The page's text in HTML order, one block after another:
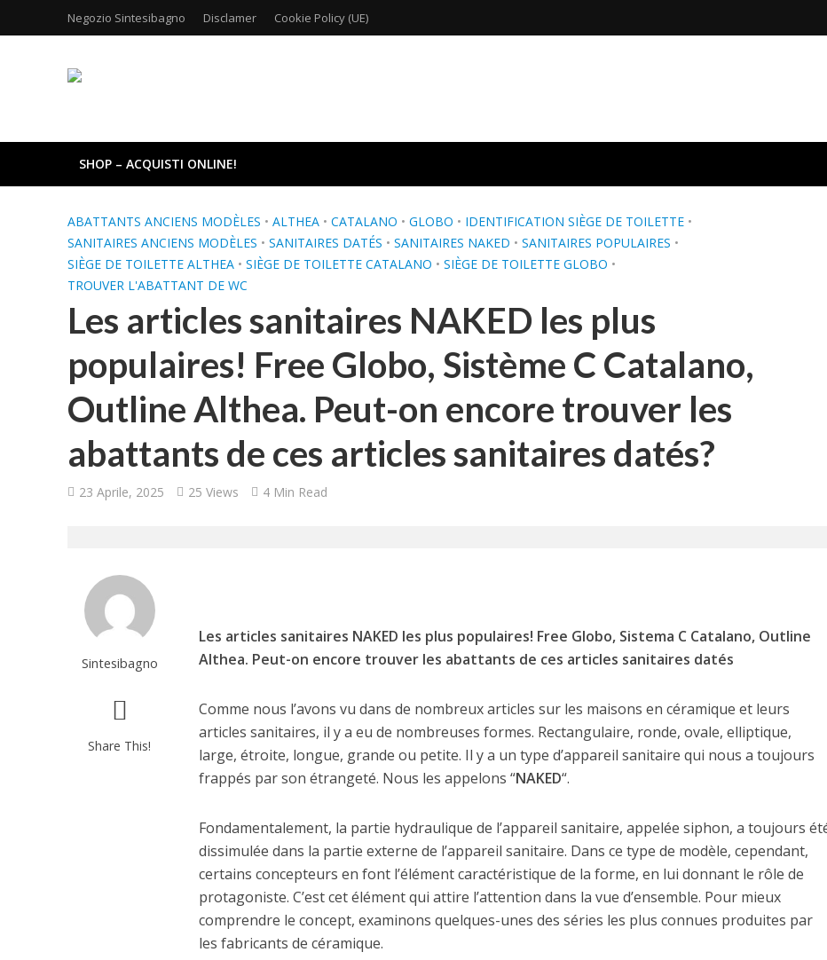
Negozio Sintesibagno Disclamer Cookie Policy (UE)
SHOP – ACQUISTI ONLINE!
ABATTANTS ANCIENS MODÈLES • ALTHEA • CATALANO • GLOBO • IDENTIFICATION SIÈGE DE TOILETTE •
SANITAIRES ANCIENS MODÈLES • SANITAIRES DATÉS • SANITAIRES NAKED • SANITAIRES POPULAIRES •
SIÈGE DE TOILETTE ALTHEA • SIÈGE DE TOILETTE CATALANO • SIÈGE DE TOILETTE GLOBO •
TROUVER L'ABATTANT DE WC
Les articles sanitaires NAKED les plus
populaires! Free Globo, Sistème C Catalano,
Outline Althea. Peut-on encore trouver les
abattants de ces articles sanitaires datés?
23 Aprile, 2025 25 Views 4 Min Read
Sintesibagno
Share This!
Les articles sanitaires NAKED les plus populaires! Free Globo, Sistema C Catalano, Outline
Althea. Peut-on encore trouver les abattants de ces articles sanitaires datés
Comme nous l’avons vu dans de nombreux articles sur les maisons en céramique et leurs
articles sanitaires, il y a eu de nombreuses formes. Rectangulaire, ronde, ovale, elliptique,
large, étroite, longue, grande ou petite. Il y a un type d’appareil sanitaire qui nous a toujours
frappés par son étrangeté. Nous les appelons “NAKED“.
Fondamentalement, la partie hydraulique de l’appareil sanitaire, appelée siphon, a toujours
dissimulée dans la partie externe de l’appareil sanitaire. Dans ce type de modèle, cependant,
certains concepteurs en font l’élément caractéristique de la forme, en lui donnant le rôle de
protagoniste. C’est cet élément qui attire l’attention dans la vue d’ensemble. Pour mieux
comprendre le concept, examinons quelques-unes des séries les plus connues produites par
les fabricants de céramique.